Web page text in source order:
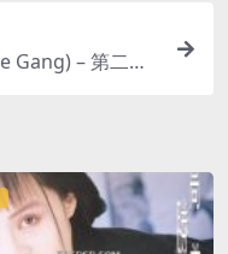
Gang) – 第二个